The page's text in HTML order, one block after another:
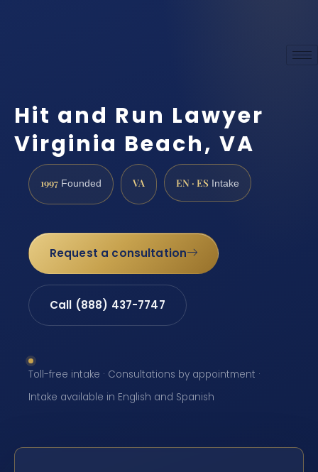
Hit and Run Lawyer
Virginia Beach, VA
1997 Founded VA EN · ES Intake
Request a consultation
Call (888) 437-7747
Toll-free intake · Consultations by appointment ·
Intake available in English and Spanish